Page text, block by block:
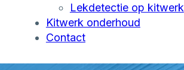
Lekdetectie op kitwerk
Kitwerk onderhoud
Contact